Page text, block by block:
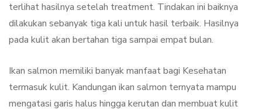
terlihat hasilnya setelah treatment. Tindakan ini baiknya
dilakukan sebanyak tiga kali untuk hasil terbaik. Hasilnya
pada kulit akan bertahan tiga sampai empat bulan.
Ikan salmon memiliki banyak manfaat bagi Kesehatan
termasuk kulit. Kandungan ikan salmon ternyata mampu
mengatasi garis halus hingga kerutan dan membuat kulit